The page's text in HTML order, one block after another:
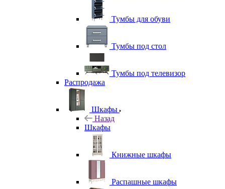
Тумбы для обуви
Тумбы под стол
Тумбы под телевизор
Распродажа
Шкафы
Назад
Шкафы
Книжные шкафы
Распашные шкафы